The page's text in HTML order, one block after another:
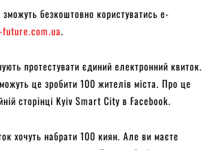
безкоштовно користуватись е-
.
протестувати єдиний електронний квиток.
це зробити 100 жителів міста. Про це
сторінці Kyiv Smart City в Facebook.
хочуть набрати 100 киян. Але ви маєте